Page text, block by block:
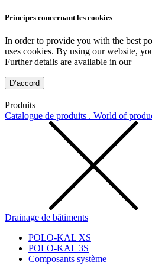
Principes concernant les cookies
In order to provide you with the best
uses cookies. By using our website,
Further details are available in our
D’accord
Produits
Catalogue de produits . World of
Drainage de bâtiments
POLO-KAL XS
POLO-KAL 3S
Composants système